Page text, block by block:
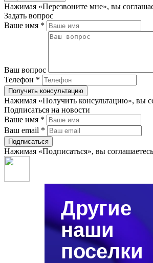
Другие
наши
поселки
Нажимая «Перезвоните мне», вы
Задать вопрос
Ваше имя *
Ваш вопрос
Телефон *
Нажимая «Получить консультацию», вы
Подписаться на новости
Ваше имя *
Ваш email *
Нажимая «Подписаться», вы